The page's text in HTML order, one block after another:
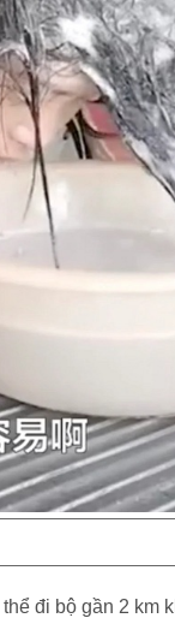
đi bộ gần 2 km